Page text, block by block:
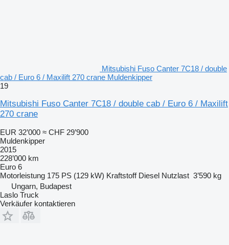
Mitsubishi Fuso Canter 7C18 / double
cab / Euro 6 / Maxilift 270 crane Muldenkipper
19
Mitsubishi Fuso Canter 7C18 / double cab / Euro 6 / Maxilift
270 crane
EUR 32’000 ≈ CHF 29’900
Muldenkipper
2015
228’000 km
Euro 6
Motorleistung 175 PS (129 kW) Kraftstoff Diesel Nutzlast 3’590 kg
Ungarn, Budapest
Laslo Truck
Verkäufer kontaktieren